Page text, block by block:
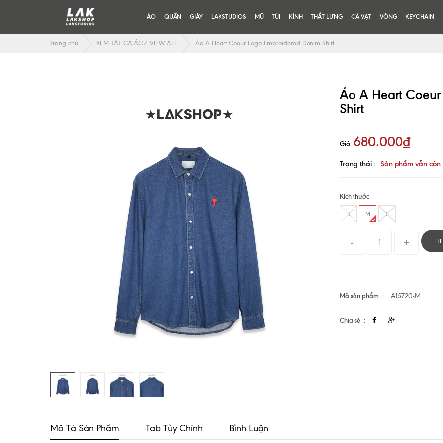
ÁO QUẦN GIÀY LAKSTUDIOS MŨ TÚI KÍNH THẮT LƯNG CÀ VẠT VÒNG KEYCHAIN
Trang chủ XEM TẤT CẢ ÁO/ VIEW ALL Áo A Heart Coeur Logo Embroidered Denim Shirt
Áo A Heart
Shirt
Giá: 680.000₫
Trạng thái : Sản phẩm vẫn
Kích thước
S M L
Mã sản phẩm A15720-M
Chia sẻ
Mô Tả Sản Phẩm Tab Tùy Chỉnh Bình Luận